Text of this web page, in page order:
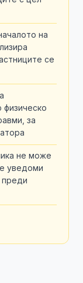
на
се
физическо
за
не може
уведоми
преди